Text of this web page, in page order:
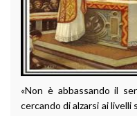
«Non è abbassando il
cercando di alzarsi ai